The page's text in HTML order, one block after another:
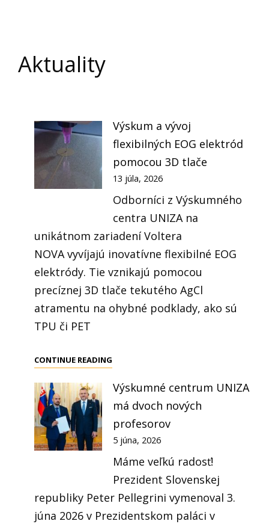
Aktuality
Výskum a vývoj
flexibilných EOG elektród
pomocou 3D tlače
13 júla, 2026
Odborníci z Výskumného
centra UNIZA na
unikátnom zariadení Voltera
NOVA vyvíjajú inovatívne flexibilné EOG
elektródy. Tie vznikajú pomocou
precíznej 3D tlače tekutého AgCl
atramentu na ohybné podklady, ako sú
TPU či PET
CONTINUE READING
VÝVOJ
FLEXIBILNÝCH
EOG
ELEKTRÓD
3D
TLAČE
Výskumné centrum UNIZA
má dvoch nových
profesorov
5 júna, 2026
Máme veľkú radosť!
Prezident Slovenskej
republiky Peter Pellegrini vymenoval 3.
júna 2026 v Prezidentskom paláci v